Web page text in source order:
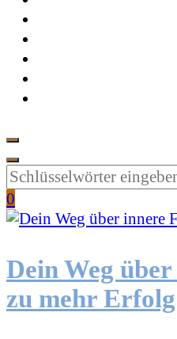
Suchen
Sie
etwas?
0
Dein Weg
zu mehr